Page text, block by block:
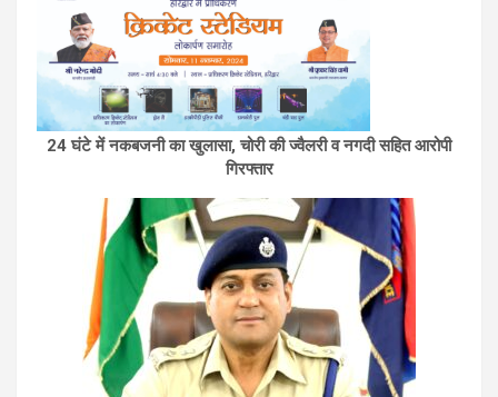
24 घंटे में नकबजनी का खुलासा, चोरी की ज्वैलरी व नगदी सहित आरोपी
गिरफ्तार